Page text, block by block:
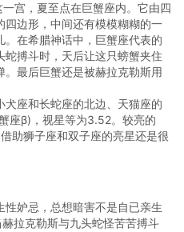
宫，夏至点在巨蟹座内。它由四
边形，中间还有模模糊糊的一
在希腊神话中，巨蟹座代表的
搏斗时，天后让这只螃蟹夹住
最后巨蟹还是被赫拉克勒斯用
座和长蛇座的北边、天猫座的
座β)，视星等为3.52。较亮的
助狮子座和双子座的亮星还是很
妒忌，总想暗害不是自已亲生
拉克勒斯与九头蛇怪苦苦搏斗